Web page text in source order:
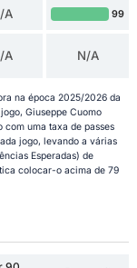
A 99
A N/A
na época 2025/2026 da
Giuseppe Cuomo
com uma taxa de passes
jogo, levando a várias
Esperadas) de
colocar-o acima de 79